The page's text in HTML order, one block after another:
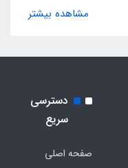
مشاهده بیشتر
دسترسی
سریع
صفحه اصلی